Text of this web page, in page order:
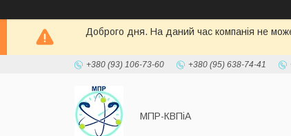
Доброго дня. На даний час компанія не
+380 (93) 106-73-60 +380 (95) 638-74-41
МПР-КВПіА